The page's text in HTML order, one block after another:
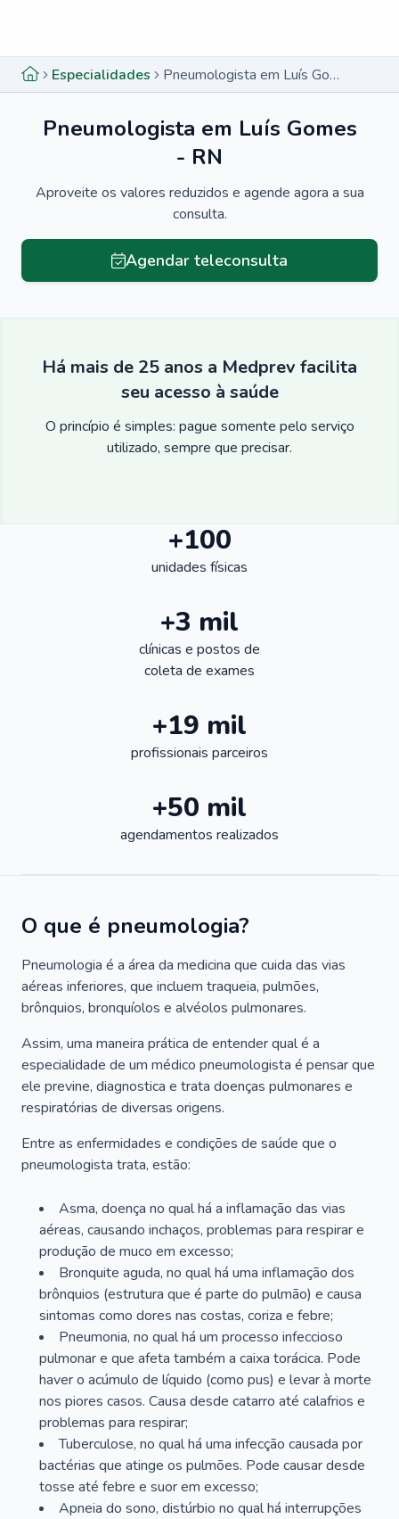
Especialidades Pneumologista em Luís Gomes - RN
Pneumologista em Luís Gomes
- RN
Aproveite os valores reduzidos e agende agora a sua
consulta.
Agendar teleconsulta
Há mais de 25 anos a Medprev facilita
seu acesso à saúde
O princípio é simples: pague somente pelo serviço
utilizado, sempre que precisar.
+100
unidades físicas
+3 mil
clínicas e postos de
coleta de exames
+19 mil
profissionais parceiros
+50 mil
agendamentos realizados
O que é pneumologia?
Pneumologia é a área da medicina que cuida das vias
aéreas inferiores, que incluem traqueia, pulmões,
brônquios, bronquíolos e alvéolos pulmonares.
Assim, uma maneira prática de entender qual é a
especialidade de um médico pneumologista é pensar que
ele previne, diagnostica e trata doenças pulmonares e
respiratórias de diversas origens.
Entre as enfermidades e condições de saúde que o
pneumologista trata, estão:
Asma, doença no qual há a inflamação das vias
aéreas, causando inchaços, problemas para respirar e
produção de muco em excesso;
Bronquite aguda, no qual há uma inflamação dos
brônquios (estrutura que é parte do pulmão) e causa
sintomas como dores nas costas, coriza e febre;
Pneumonia, no qual há um processo infeccioso
pulmonar e que afeta também a caixa torácica. Pode
haver o acúmulo de líquido (como pus) e levar à morte
nos piores casos. Causa desde catarro até calafrios e
problemas para respirar;
Tuberculose, no qual há uma infecção causada por
bactérias que atinge os pulmões. Pode causar desde
tosse até febre e suor em excesso;
Apneia do sono, distúrbio no qual há interrupções